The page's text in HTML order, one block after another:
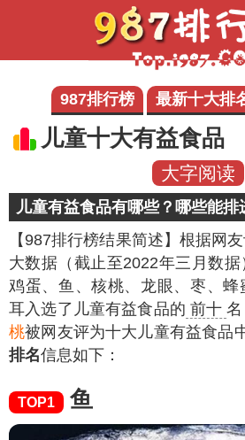
987排行榜 最新十大排
儿童十大有益食品
大字阅读
儿童有益食品有哪些？哪些能排
【987排行榜结果简述】 根据网
大数据（截止至2022年三月数据
鸡蛋、鱼、核桃、龙眼、枣、
耳入选了儿童有益食品的 前十
桃被网友评为十大儿童有益食品
排名信息如下：
TOP1 鱼